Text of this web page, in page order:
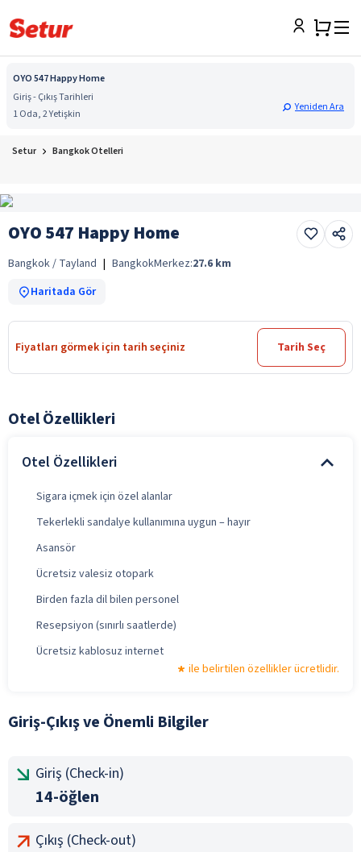
OYO 547 Happy Home
Giriş - Çıkış Tarihleri
1 Oda, 2 Yetişkin
Yeniden Ara
Setur Bangkok Otelleri
OYO 547 Happy Home
Bangkok / Tayland | BangkokMerkez:27.6 km
Haritada Gör
Fiyatları görmek için tarih seçiniz Tarih Seç
Otel Özellikleri
Otel Özellikleri
Sigara içmek için özel alanlar
Tekerlekli sandalye kullanımına uygun – hayır
Asansör
Ücretsiz valesiz otopark
Birden fazla dil bilen personel
Resepsiyon (sınırlı saatlerde)
Ücretsiz kablosuz internet
ile belirtilen özellikler ücretlidir.
Giriş-Çıkış ve Önemli Bilgiler
Giriş (Check-in)
14-öğlen
Çıkış (Check-out)